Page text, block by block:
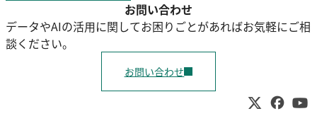
お問い合わせ
データやAIの活用に関してお困りごとがあればお気軽にご相
談ください。
お問い合わせ